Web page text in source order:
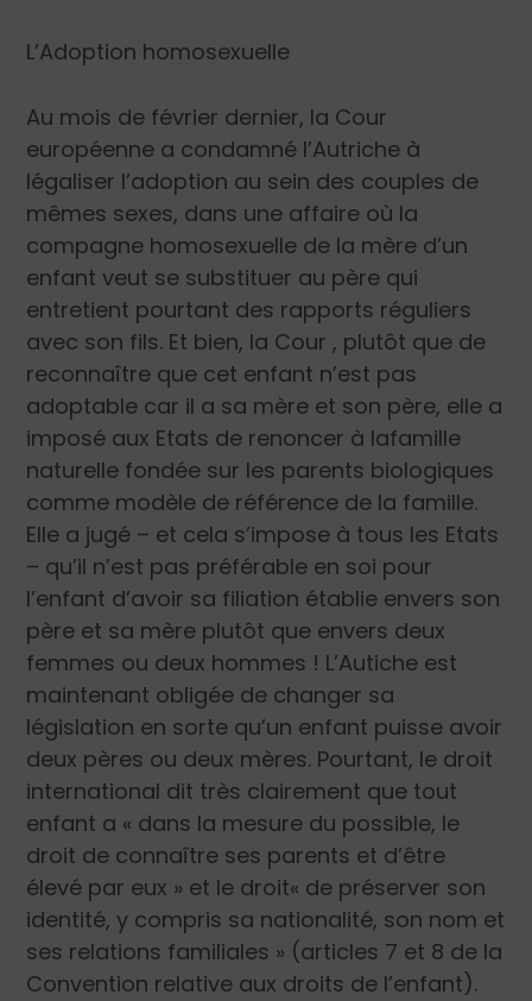
L’Adoption homosexuelle
Au mois de février dernier, la Cour
européenne a condamné l’Autriche à
légaliser l’adoption au sein des couples de
mêmes sexes, dans une affaire où la
compagne homosexuelle de la mère d’un
enfant veut se substituer au père qui
entretient pourtant des rapports réguliers
avec son fils. Et bien, la Cour , plutôt que de
reconnaître que cet enfant n’est pas
adoptable car il a sa mère et son père, elle a
imposé aux Etats de renoncer à lafamille
naturelle fondée sur les parents biologiques
comme modèle de référence de la famille.
Elle a jugé – et cela s’impose à tous les Etats
– qu’il n’est pas préférable en soi pour
l’enfant d’avoir sa filiation établie envers son
père et sa mère plutôt que envers deux
femmes ou deux hommes ! L’Autiche est
maintenant obligée de changer sa
législation en sorte qu’un enfant puisse avoir
deux pères ou deux mères. Pourtant, le droit
international dit très clairement que tout
enfant a « dans la mesure du possible, le
droit de connaître ses parents et d’être
élevé par eux » et le droit« de préserver son
identité, y compris sa nationalité, son nom et
ses relations familiales » (articles 7 et 8 de la
Convention relative aux droits de l’enfant).